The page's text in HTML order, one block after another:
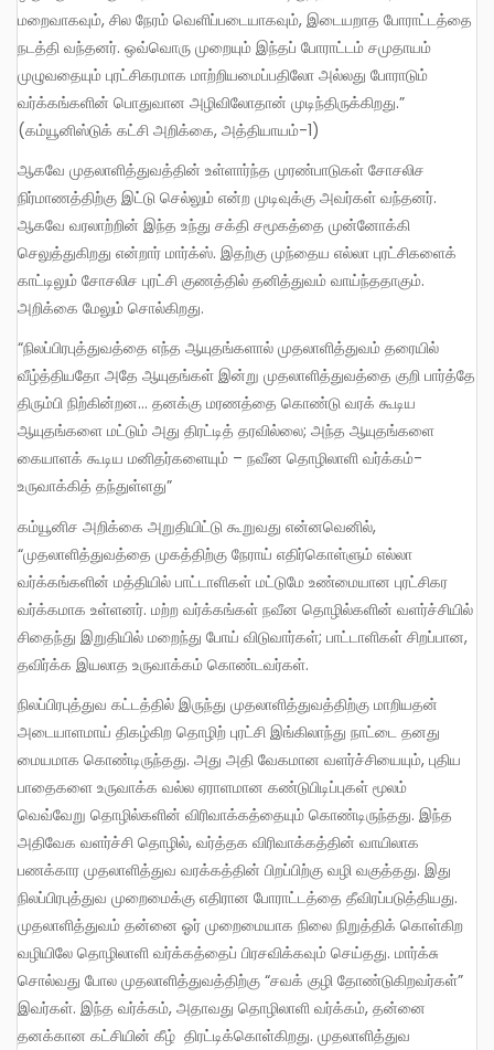
மறைவாகவும், சில நேரம் வெளிப்படையாகவும், இடையறாத போராட்டத்தை
நடத்தி வந்தனர். ஒவ்வொரு முறையும் இந்தப் போராட்டம் சமுதாயம்
முழுவதையும் புரட்சிகரமாக மாற்றியமைப்பதிலோ அல்லது போராடும்
வர்க்கங்களின் பொதுவான அழிவிலோதான் முடிந்திருக்கிறது.”
(கம்யூனிஸ்டுக் கட்சி அறிக்கை, அத்தியாயம்-1)
ஆகவே முதலாளித்துவத்தின் உள்ளார்ந்த முரண்பாடுகள் சோசலிச
நிர்மாணத்திற்கு இட்டு செல்லும் என்ற முடிவுக்கு அவர்கள் வந்தனர்.
ஆகவே வரலாற்றின் இந்த உந்து சக்தி சமூகத்தை முன்னோக்கி
செலுத்துகிறது என்றார் மார்க்ஸ். இதற்கு முந்தைய எல்லா புரட்சிகளைக்
காட்டிலும் சோசலிச புரட்சி குணத்தில் தனித்துவம் வாய்ந்ததாகும்.
அறிக்கை மேலும் சொல்கிறது.
“நிலப்பிரபுத்துவத்தை எந்த ஆயுதங்களால் முதலாளித்துவம் தரையில்
வீழ்த்தியதோ அதே ஆயுதங்கள் இன்று முதலாளித்துவத்தை குறி பார்த்தே
திரும்பி நிற்கின்றன… தனக்கு மரணத்தை கொண்டு வரக் கூடிய
ஆயுதங்களை மட்டும் அது திரட்டித் தரவில்லை; அந்த ஆயுதங்களை
கையாளக் கூடிய மனிதர்களையும் – நவீன தொழிலாளி வர்க்கம்-
உருவாக்கித் தந்துள்ளது”
கம்யூனிச அறிக்கை அறுதியிட்டு கூறுவது என்னவெனில்,
“முதலாளித்துவத்தை முகத்திற்கு நேராய் எதிர்கொள்ளும் எல்லா
வர்க்கங்களின் மத்தியில் பாட்டாளிகள் மட்டுமே உண்மையான புரட்சிகர
வர்க்கமாக உள்ளனர். மற்ற வர்க்கங்கள் நவீன தொழில்களின் வளர்ச்சியில்
சிதைந்து இறுதியில் மறைந்து போய் விடுவார்கள்; பாட்டாளிகள் சிறப்பான,
தவிர்க்க இயலாத உருவாக்கம் கொண்டவர்கள்.
நிலப்பிரபுத்துவ கட்டத்தில் இருந்து முதலாளித்துவத்திற்கு மாறியதன்
அடையாளமாய் திகழ்கிற தொழிற் புரட்சி இங்கிலாந்து நாட்டை தனது
மையமாக கொண்டிருந்தது. அது அதி வேகமான வளர்ச்சியையும், புதிய
பாதைகளை உருவாக்க வல்ல ஏராளமான கண்டுபிடிப்புகள் மூலம்
வெவ்வேறு தொழில்களின் விரிவாக்கத்தையும் கொண்டிருந்தது. இந்த
அதிவேக வளர்ச்சி தொழில், வர்த்தக விரிவாக்கத்தின் வாயிலாக
பணக்கார முதலாளித்துவ வரக்கத்தின் பிறப்பிற்கு வழி வகுத்தது. இது
நிலப்பிரபுத்துவ முறைமைக்கு எதிரான போராட்டத்தை தீவிரப்படுத்தியது.
முதலாளித்துவம் தன்னை ஓர் முறைமையாக நிலை நிறுத்திக் கொள்கிற
வழியிலே தொழிலாளி வர்க்கத்தைப் பிரசவிக்கவும் செய்தது. மார்க்சு
சொல்வது போல முதலாளித்துவத்திற்கு “சவக் குழி தோண்டுகிறவர்கள்”
இவர்கள். இந்த வர்க்கம், அதாவது தொழிலாளி வர்க்கம், தன்னை
தனக்கான கட்சியின் கீழ் திரட்டிக்கொள்கிறது. முதலாளித்துவ